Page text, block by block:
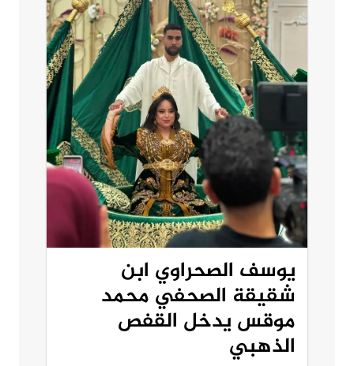
يوسف الصحراوي ابن
شقيقة الصحفي محمد
موقس يدخل القفص
الذهبي